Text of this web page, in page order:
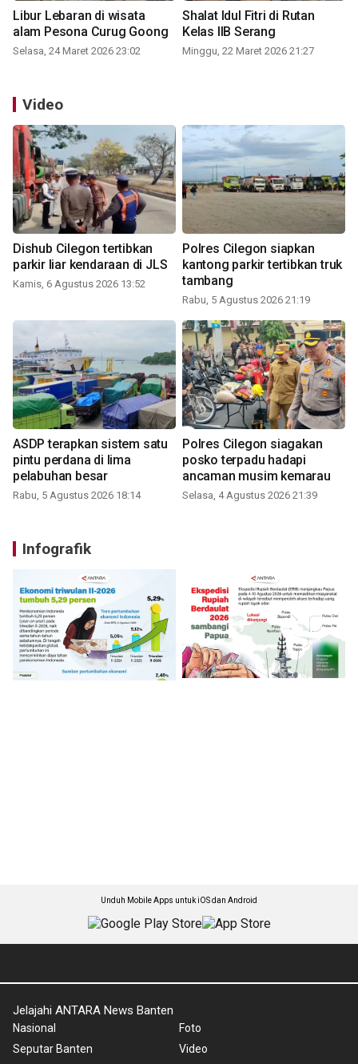
Libur Lebaran di wisata
alam Pesona Curug Goong
Selasa, 24 Maret 2026 23:02
Shalat Idul Fitri di Rutan
Kelas IIB Serang
Minggu, 22 Maret 2026 21:27
Video
Dishub Cilegon tertibkan
parkir liar kendaraan di JLS
Kamis, 6 Agustus 2026 13:52
Polres Cilegon siapkan
kantong parkir tertibkan truk
tambang
Rabu, 5 Agustus 2026 21:19
ASDP terapkan sistem satu
pintu perdana di lima
pelabuhan besar
Rabu, 5 Agustus 2026 18:14
Polres Cilegon siagakan
posko terpadu hadapi
ancaman musim kemarau
Selasa, 4 Agustus 2026 21:39
Infografik
Unduh Mobile Apps untuk iOS dan Android
Jelajahi ANTARA News Banten
Nasional
Seputar Banten
Foto
Video